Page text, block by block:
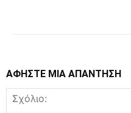
ΑΦΗΣΤΕ ΜΙΑ ΑΠΑΝΤΗΣΗ